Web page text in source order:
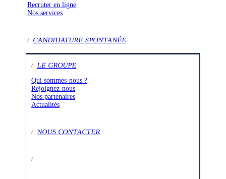
Recruter en ligne
Nos services
/ CANDIDATURE SPONTANÉE
/ LE GROUPE
Qui sommes-nous ?
Rejoignez-nous
Nos partenaires
Actualités
/NOUS CONTACTER
/